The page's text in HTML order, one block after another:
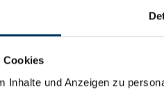
Cookies
Inhalte und Anzeigen zu